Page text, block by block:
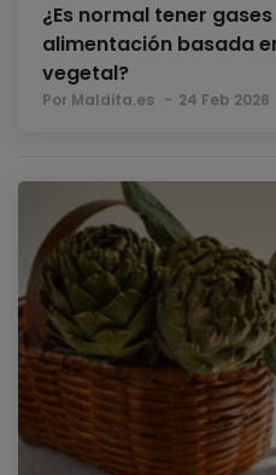
¿Es normal tener
alimentación basada
vegetal?
Por Maldita.es 24 Feb 2026